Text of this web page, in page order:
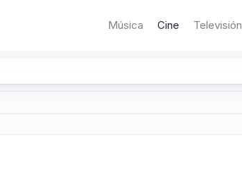
Música Cine Televisión